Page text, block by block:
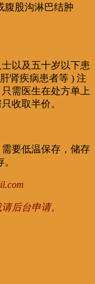
腹股沟淋巴结肿
以及五十岁以下患
肾疾病患者等 ) 注
需医生在处方单上
收取半价。
要低温保存，储存
后台申请。